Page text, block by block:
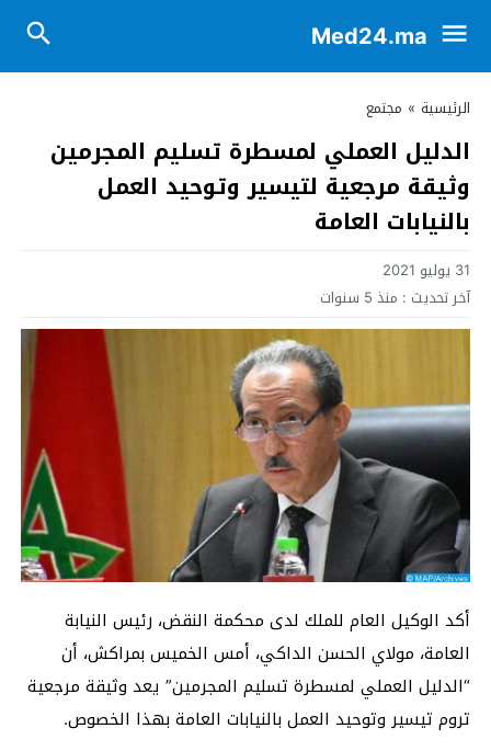
Med24.ma
الرئيسية » مجتمع
الدليل العملي لمسطرة تسليم المجرمين
وثيقة مرجعية لتيسير وتوحيد العمل
بالنيابات العامة
31 يوليو 2021
آخر تحديث : منذ 5 سنوات
أكد الوكيل العام للملك لدى محكمة النقض، رئيس النيابة
العامة، مولاي الحسن الداكي، أمس الخميس بمراكش، أن
“الدليل العملي لمسطرة تسليم المجرمين” يعد وثيقة مرجعية
تروم تيسير وتوحيد العمل بالنيابات العامة بهذا الخصوص.